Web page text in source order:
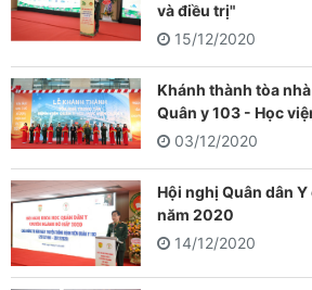
và điều trị"
15/12/2020
Khánh thành tòa
Quân y 103 - Học
03/12/2020
Hội nghị Quân dân
năm 2020
14/12/2020